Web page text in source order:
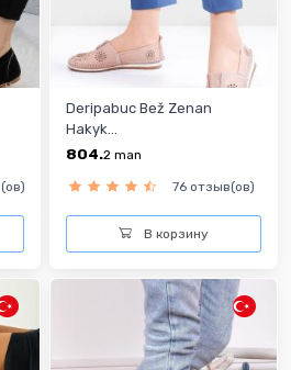
Deripabuc Bež Zenan
Hakyk...
804.2 man
76 отзыв(ов)
В корзину